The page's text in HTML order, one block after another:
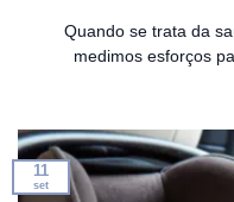
Quando se trata da
medimos esforços
11
set